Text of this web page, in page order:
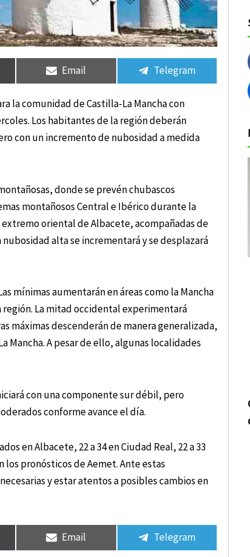
Compartir
en
Email
Compartir
en
Telegram
la comunidad de Castilla-La Mancha con
Los habitantes de la región deberán
con un incremento de nubosidad a medida
donde se prevén chubascos
montañosos Central e Ibérico durante la
oriental de Albacete, acompañadas de
alta se incrementará y se desplazará
mínimas aumentarán en áreas como la Mancha
región. La mitad occidental experimentará
máximas descenderán de manera generalizada,
Mancha. A pesar de ello, algunas localidades
con una componente sur débil, pero
conforme avance el día.
en Albacete, 22 a 34 en Ciudad Real, 22 a 33
los pronósticos de Aemet. Ante estas
y estar atentos a posibles cambios en
Compartir
en
Email
Compartir
en
Telegram